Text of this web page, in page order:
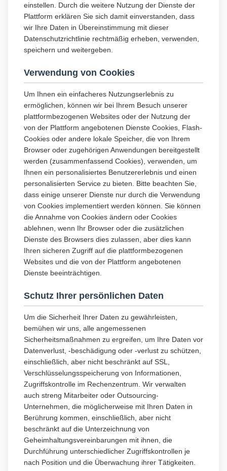
einstellen. Durch die weitere Nutzung der Dienste der
Plattform erklären Sie sich damit einverstanden, dass
wir Ihre Daten in Übereinstimmung mit dieser
Datenschutzrichtlinie rechtmäßig erheben, verwenden,
speichern und weitergeben.
Verwendung von Cookies
Um Ihnen ein einfacheres Nutzungserlebnis zu
ermöglichen, können wir bei Ihrem Besuch unserer
plattformbezogenen Websites oder der Nutzung der
von der Plattform angebotenen Dienste Cookies, Flash-
Cookies oder andere lokale Speicher, die von Ihrem
Browser oder zugehörigen Anwendungen bereitgestellt
werden (zusammenfassend Cookies), verwenden, um
Ihnen ein personalisiertes Benutzererlebnis und einen
personalisierten Service zu bieten. Bitte beachten Sie,
dass einige unserer Dienste nur durch die Verwendung
von Cookies implementiert werden können. Sie können
die Annahme von Cookies ändern oder Cookies
ablehnen, wenn Ihr Browser oder die zusätzlichen
Dienste des Browsers dies zulassen, aber dies kann
Ihren sicheren Zugriff auf die plattformbezogenen
Websites und die von der Plattform angebotenen
Dienste beeinträchtigen.
Schutz Ihrer persönlichen Daten
Um die Sicherheit Ihrer Daten zu gewährleisten,
bemühen wir uns, alle angemessenen
Sicherheitsmaßnahmen zu ergreifen, um Ihre Daten vor
Datenverlust, -beschädigung oder -verlust zu schützen,
einschließlich, aber nicht beschränkt auf SSL,
Verschlüsselungsspeicherung von Informationen,
Zugriffskontrolle im Rechenzentrum. Wir verwalten
auch streng Mitarbeiter oder Outsourcing-
Unternehmen, die möglicherweise mit Ihren Daten in
Berührung kommen, einschließlich, aber nicht
beschränkt auf die Unterzeichnung von
Geheimhaltungsvereinbarungen mit ihnen, die
Durchführung unterschiedlicher Zugriffskontrollen je
nach Position und die Überwachung ihrer Tätigkeiten.